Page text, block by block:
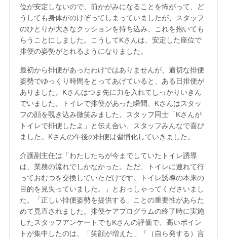
位が安定しないので、前かがみになることを怖がって、ど
うしても身体がのけぞってしまっていましたが、スタッフ
のひとりが大きなクッションを持ち込み、これを抱いても
らうことにしました。こうしてKさんは、安定した座位で
排便の姿勢がとれるようになりました。
最初から排便があったわけではありませんが、適切な排便
姿勢でゆっくり時間をとってあげていると、ある日排便が
ありました。Kさんはつま先に力を入れてしっかりいきん
でいました。トイレで排便があった瞬間、Kさんはスタッ
フの顔を覗き込み微笑みました。スタッフ同士「Kさんが
トイレで排便したよ」と伝え合い、スタッフみんなで喜び
ました。Kさんの午後の排便は習慣化していきました。
介護副主任は「わたしたちが今までしていたトイレ誘導
は、業務の流れでしかなかった。ただ、トイレに連れて行
っておむつを交換していただけです。トイレ誘導の本来の
目的を見失っていました。」とおっしゃってくださいまし
た。「正しい排便姿勢を提供する」ことの重要性があらた
めて見直されました。排便ケアプログラムの終了時に実施
したスタッフアンケートでもKさんの評価で、高いポイン
トが集中したのは、「笑顔が増えた」「（自ら発する）言